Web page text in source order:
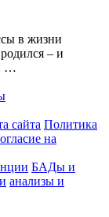
в жизни
– и
…
сайта Политика
на
БАДы и
анализы и